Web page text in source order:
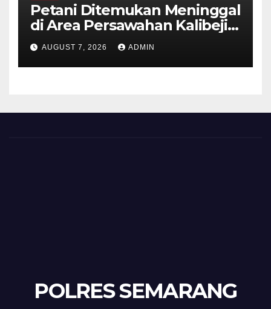
Petani Ditemukan Meninggal
di Area Persawahan Kalibeji,
Polisi Pastikan Tidak Ada
Tanda Kekerasan
AUGUST 7, 2026 ADMIN
POLRES SEMARANG